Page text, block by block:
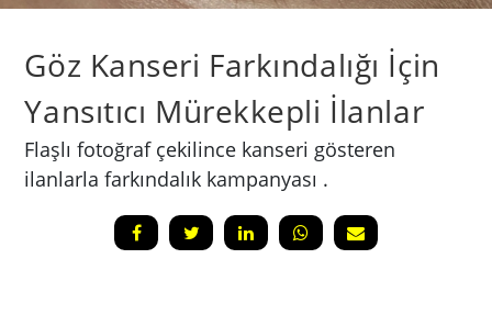
Göz Kanseri Farkındalığı İçin
Yansıtıcı Mürekkepli İlanlar
Flaşlı fotoğraf çekilince kanseri gösteren
ilanlarla farkındalık kampanyası .